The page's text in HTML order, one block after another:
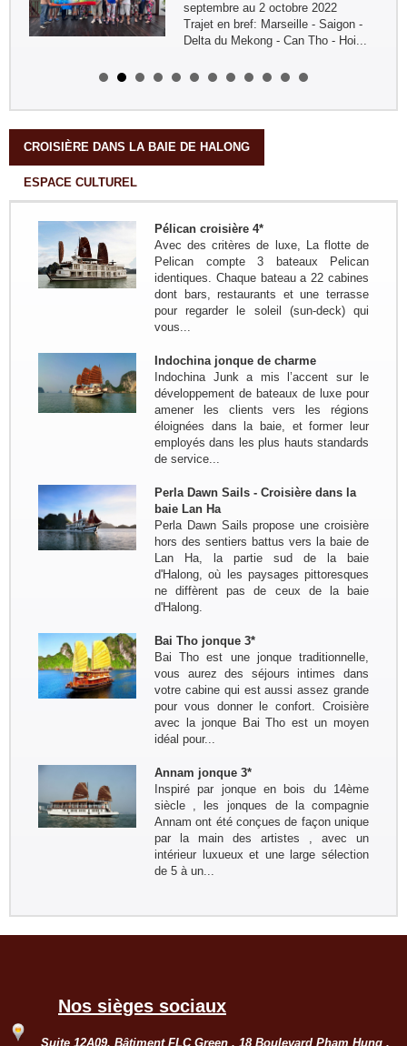
septembre au 2 octobre 2022
Trajet en bref: Marseille - Saigon -
Delta du Mekong - Can Tho - Hoi...
et Carole
nuits) : Paris - Ho Chi Minh Ville -
Phu Quoc ( 4jours) - Ha Tien - Chau
Doc - Long Xuyen - Can Tho - Cho
Frederic 04personnes
Bruxelles - Hanoi - NGhia Lo - Mu
Cang Chai - Sapa - Bac Ha - Thong
Nguyen - Ha Giang - Nam Dam -
Meo Vac - Bao lac - Ba...
Groupe: Les amis du bord de
l'eau de Bouchemaine...
Trajet en bref:(Circuit sur mesure) :
Bac Ha - Hanoi - Baie de Lan Ha -
Grotte Phong Nha - Hue - HoiAn -
KonTum - Buon Ma...
Groupe : VAR VIETNAM PASSION
17pax
Decouverte du Nord du Vietnam:
Cang Chai - Sapa - BacHa - Thong
Nguyen - Ha Giang - Dong Van - Bao
Lac - Ba Be - Hanoi - Baie...
Groupe : Pierre DEGEMBE avec
ses amis 05personnes
Voyage du nord au centre du 7 avril
au 19 avril : Bruxelles - Hanoi - Mai
Chau -PuLuong - Tam Coc -baie de
Bruxelles
Groupe : Mme / Mr THOME et ses
amis (4 personnes)
Voyage à la carte du nord au sud du
10 au 24 janvier: Paris - Hanoi - Mai
Hich - Pu Luong - Tam Coc - Baie de
Lan Ha ( Bateau Perla Dawn Sails) -
Groupe: Mr et Mme Alain et
Catherine LEFBVRE
Voyage dans le nord pour decouvrir
les ethnies du nord: Bruxelles -
Hanoi - Sapa - Bac Ha - marché
Sing Cheng - Hoang Su Phi - Ha
Giang - Quan Ba - Meo Vac -...
La famille Kermorvant a passé un
voyage inoubliable du Sud au Nord
Groupe : Mr Loric CURE et ses
Circuit personnalisé 20 jours/19 nuits
CROISIÈRE DANS LA BAIE DE HALONG
ESPACE CULTUREL
Pélican croisière 4*
Avec des critères de luxe, La flotte de
Pelican compte 3 bateaux Pelican
identiques. Chaque bateau a 22 cabines
dont bars, restaurants et une terrasse
pour regarder le soleil (sun-deck) qui
vous...
Indochina jonque de charme
Indochina Junk a mis l’accent sur le
développement de bateaux de luxe pour
amener les clients vers les régions
éloignées dans la baie, et former leur
employés dans les plus hauts standards
de service...
Perla Dawn Sails - Croisière dans la
baie Lan Ha
Perla Dawn Sails propose une croisière
hors des sentiers battus vers la baie de
Lan Ha, la partie sud de la baie
d'Halong, où les paysages pittoresques
ne diffèrent pas de ceux de la baie
d'Halong.
Bai Tho jonque 3*
Bai Tho est une jonque traditionnelle,
vous aurez des séjours intimes dans
votre cabine qui est aussi assez grande
pour vous donner le confort. Croisière
avec la jonque Bai Tho est un moyen
idéal pour...
Annam jonque 3*
Inspiré par jonque en bois du 14ème
siècle , les jonques de la compagnie
Annam ont été conçues de façon unique
par la main des artistes , avec un
intérieur luxueux et une large sélection
de 5 à un...
Nos sièges sociaux
Suite 12A09, Bâtiment FLC Green , 18 Boulevard Pham Hung ,